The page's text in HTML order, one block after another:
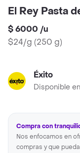
El Rey Pasta
$ 6000 /u
$24/g (250 g)
Éxito
Disponible en
Compra con
Nos enfocamos en
compras y que